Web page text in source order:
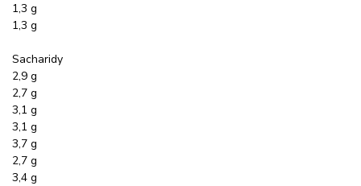
1,3 g
1,3 g
Sacharidy
2,9 g
2,7 g
3,1 g
3,1 g
3,7 g
2,7 g
3,4 g